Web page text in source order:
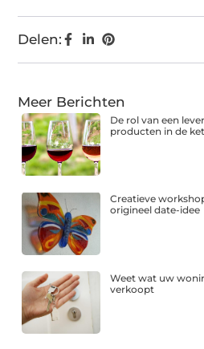
Delen:
Meer Berichten
De rol van een
producten in de
Creatieve
origineel date-idee
Weet wat uw
verkoopt